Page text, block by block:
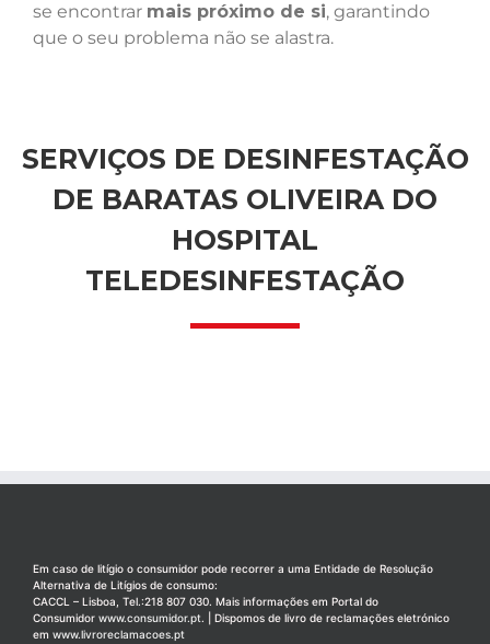
se encontrar mais próximo de si, garantindo
que o seu problema não se alastra.
SERVIÇOS DE DESINFESTAÇÃO
DE BARATAS OLIVEIRA DO
HOSPITAL
TELEDESINFESTAÇÃO
Em caso de litígio o consumidor pode recorrer a uma Entidade de Resolução
Alternativa de Litígios de consumo:
CACCL – Lisboa, Tel.:218 807 030. Mais informações em Portal do
Consumidor www.consumidor.pt. | Dispomos de livro de reclamações eletrónico
em www.livroreclamacoes.pt